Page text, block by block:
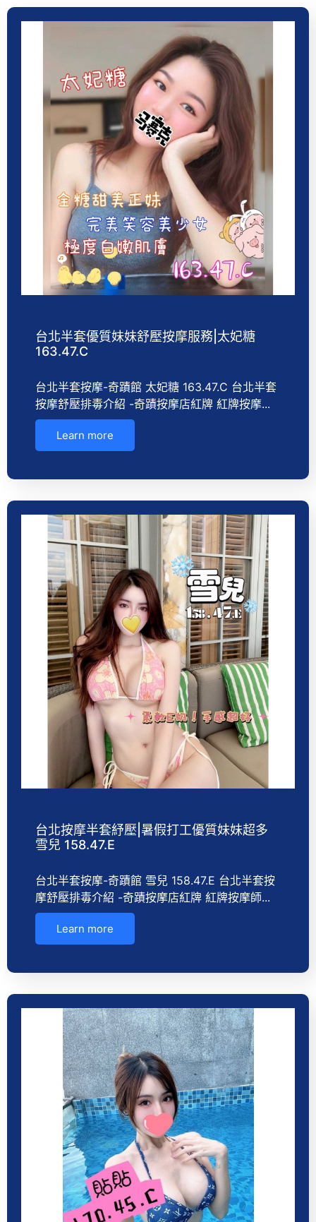
台北半套優質妹妹舒壓按摩服務|太妃糖
163.47.C
台北半套按摩-奇蹟館 太妃糖 163.47.C 台北半套
按摩舒壓排毒介紹 -奇蹟按摩店紅牌 紅牌按摩...
Learn more
台北按摩半套紓壓|暑假打工優質妹妹超多
雪兒 158.47.E
台北半套按摩-奇蹟館 雪兒 158.47.E 台北半套按
摩舒壓排毒介紹 -奇蹟按摩店紅牌 紅牌按摩師...
Learn more